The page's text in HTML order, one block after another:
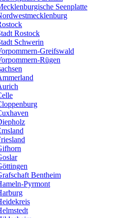
Seenplatte
Rostock
Schwerin
Greifswald
Rügen
Bentheim
Pyrmont